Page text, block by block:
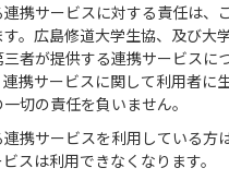
携サービスに対する責任は、
。広島修道大学生協、及び大
者が提供する連携サービスに
携サービスに関して利用者に
切の責任を負いません。
携サービスを利用している方
スは利用できなくなります。